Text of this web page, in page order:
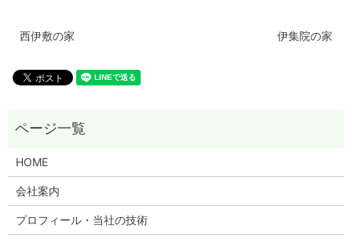
西伊敷の家 伊集院の家
HOME
会社案内
プロフィール・当社の技術